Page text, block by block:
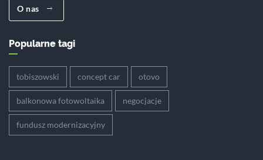
O nas
Popularne tagi
tobiszowski concept car otovo
balkonowa fotowoltaika negocjacje
fundusz modernizacyjny